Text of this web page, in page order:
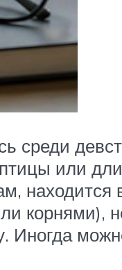
среди
или
находится
корнями),
Иногда